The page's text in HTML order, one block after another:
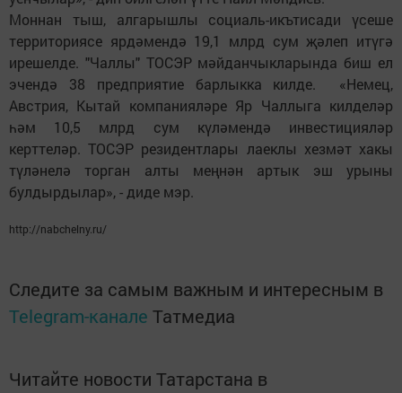
Моннан тыш, алгарышлы социаль-икътисади үсеше
территориясе ярдәмендә 19,1 млрд сум җәлеп итүгә
ирешелде. "Чаллы" ТОСЭР мәйданчыкларында биш ел
эчендә 38 предприятие барлыкка килде. «Немец,
Австрия, Кытай компанияләре Яр Чаллыга килделәр
һәм 10,5 млрд сум күләмендә инвестицияләр
керттеләр. ТОСЭР резидентлары лаеклы хезмәт хакы
түләнелә торган алты меңнән артык эш урыны
булдырдылар», - диде мэр.
http://nabchelny.ru/
Следите за самым важным и интересным в
Telegram-канале Татмедиа
Читайте новости Татарстана в